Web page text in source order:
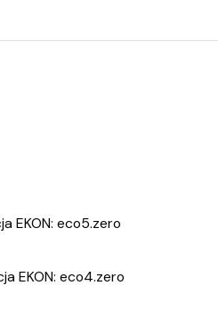
EKON: eco5.zero
EKON: eco4.zero